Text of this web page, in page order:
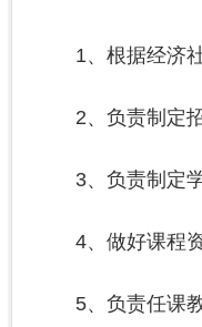
1、根据经济
2、负责制定
3、负责制定
4、做好课程
5、负责任课